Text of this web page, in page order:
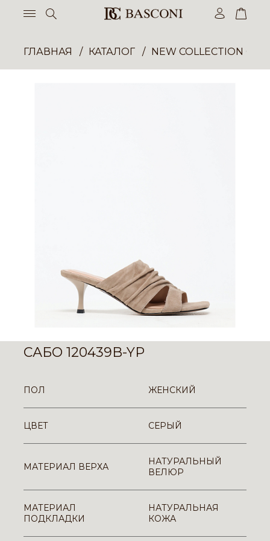
ГЛАВНАЯ КАТАЛОГ NEW COLLECTION
САБО 120439B-YP
ПОЛ ЖЕНСКИЙ
ЦВЕТ СЕРЫЙ
МАТЕРИАЛ ВЕРХА
НАТУРАЛЬНЫЙ
ВЕЛЮР
МАТЕРИАЛ
ПОДКЛАДКИ
НАТУРАЛЬНАЯ
КОЖА